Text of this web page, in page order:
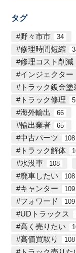
タグ
野々市市 34
修理時間短縮
修理コスト削減
インジェクター
トラック鈑金塗
トラック修理
海外輸出 66
輸出業者 65
中古パーツ 108
トラック解体
水没車 108
廃車したい 108
キャンター 109
フォワード 109
UDトラックス
高く売りたい
高価買取り 108